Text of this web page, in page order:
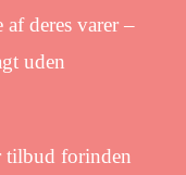
af deres varer –
uden
tilbud forinden